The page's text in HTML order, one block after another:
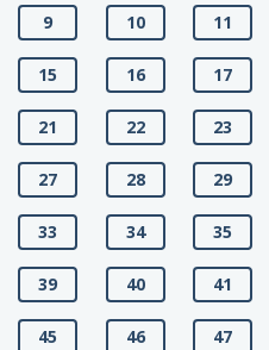
9 10 11
15 16 17
21 22 23
27 28 29
33 34 35
39 40 41
45 46 47